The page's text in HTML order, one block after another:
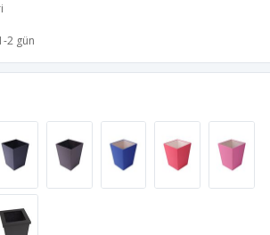
2 gün